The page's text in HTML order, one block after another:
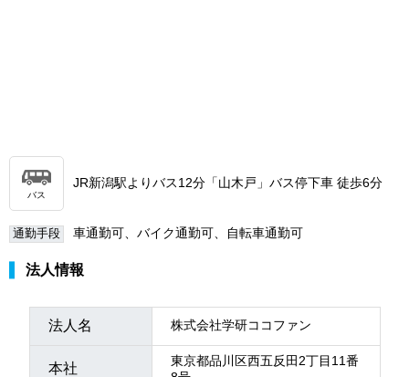
バス
JR新潟駅よりバス12分「山木戸」バス停下車 徒歩6分
通勤手段 車通勤可、バイク通勤可、自転車通勤可
法人情報
法人名 株式会社学研ココファン
本社
東京都品川区西五反田2丁目11番